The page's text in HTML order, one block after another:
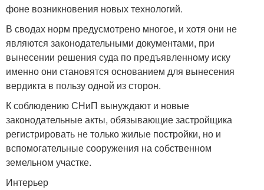
фоне возникновения новых технологий.
В сводах норм предусмотрено многое, и хотя они не
являются законодательными документами, при
вынесении решения суда по предъявленному иску
именно они становятся основанием для вынесения
вердикта в пользу одной из сторон.
К соблюдению СНиП вынуждают и новые
законодательные акты, обязывающие застройщика
регистрировать не только жилые постройки, но и
вспомогательные сооружения на собственном
земельном участке.
Интерьер